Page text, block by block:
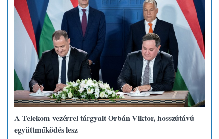
A Telekom-vezérrel tárgyalt Orbán Viktor, hosszútávú
együttműködés lesz